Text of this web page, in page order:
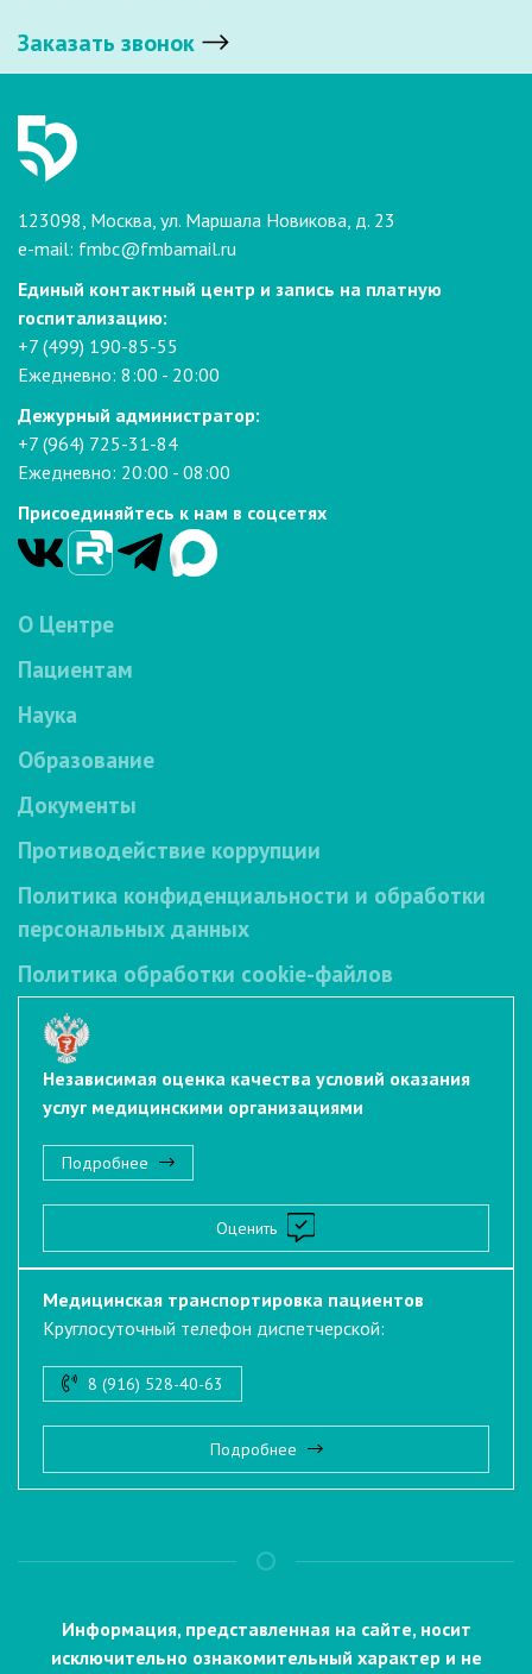
Заказать звонок
123098, Москва, ул. Маршала Новикова, д. 23
e-mail: fmbc@fmbamail.ru
Единый контактный центр и запись на платную
госпитализацию:
+7 (499) 190-85-55
Ежедневно: 8:00 - 20:00
Дежурный администратор:
+7 (964) 725-31-84
Ежедневно: 20:00 - 08:00
Присоединяйтесь к нам в соцсетях
О Центре
Пациентам
Наука
Образование
Документы
Противодействие коррупции
Политика конфиденциальности и обработки
персональных данных
Политика обработки cookie-файлов
Независимая оценка качества условий оказания
услуг медицинскими организациями
Подробнее
Оценить
Медицинская транспортировка пациентов
Круглосуточный телефон диспетчерской:
8 (916) 528-40-63
Подробнее
Информация, представленная на сайте, носит
исключительно ознакомительный характер и не